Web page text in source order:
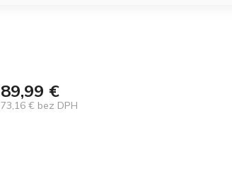
89,99 €
73,16 € bez DPH